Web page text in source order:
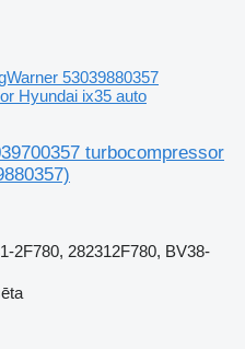
53039880357
Hyundai ix35 auto
turbocompressor
2F780, 282312F780, BV38-